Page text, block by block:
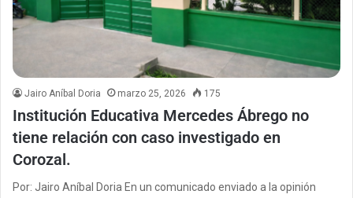
Jairo Aníbal Doria marzo 25, 2026 175
Institución Educativa Mercedes Ábrego no
tiene relación con caso investigado en
Corozal.
Por: Jairo Aníbal Doria En un comunicado enviado a la opinión